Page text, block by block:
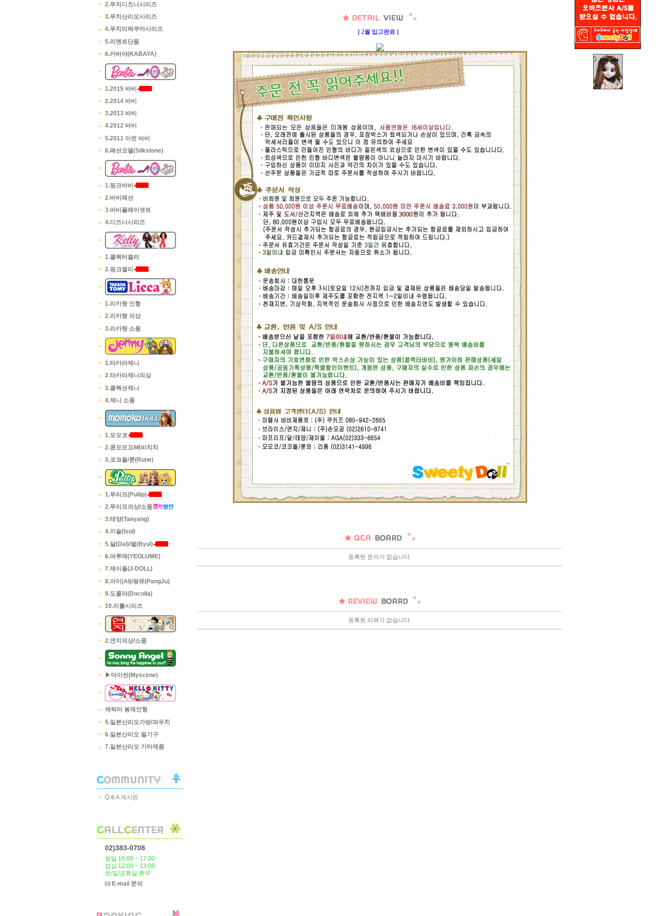
2.푸치디즈니시리즈
3.푸치산리오시리즈
4.푸치리락쿠마시리즈
5.리멘트단품
6.카바야(KABAYA)
1.2015 바비
2.2014 바비
3.2013 바비
4.2012 바비
5.2011 이전 바비
6.패션모델(Silkstone)
1.핑크바비
2.바비패션
3.바비플레이셋트
4.디즈니시리즈
1.콜렉터켈리
2.핑크켈리
1.리카짱 인형
2.리카짱 의상
3.리카짱 소품
1.타카라제니
2.타카라제니의상
3.콜렉션제니
4.제니 소품
1.모모코
2.콩모모꼬/베비치치
3.코코돌/룬(Rune)
1.푸리프(Pullip)
2.푸리프의상/소품
3.태양(Taeyang)
4.이슬(Isul)
5.달(Dal)/별(Byul)
6.여루매(YEOLUME)
7.제이돌(J-DOLL)
8.아이(AI)/팡쥬(PangJu)
9.도콜라(Docolla)
10.리틀시리즈
2.연지의상/소품
▶마이씬(Myscene)
캐릭터 봉제인형
5.일본산리오가방/파우치
6.일본산리오 필기구
7.일본산리오 기타제품
Q & A 게시판
02)383-0708
평일 10;00 ~ 17:00
점심 12:00 ~ 13:00
토/일/공휴일 휴무
E-mail 문의
[ 2월 입고완료 ]
등록된 문의가 없습니다.
등록된 리뷰가 없습니다.